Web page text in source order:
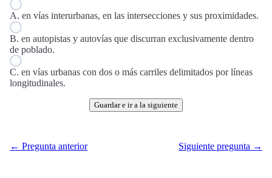
A. en vías interurbanas, en las intersecciones y sus proximidades.
B. en autopistas y autovías que discurran exclusivamente dentro
de poblado.
C. en vías urbanas con dos o más carriles delimitados por líneas
longitudinales.
Guardar e ir a la siguiente
← Pregunta anterior Siguiente pregunta →